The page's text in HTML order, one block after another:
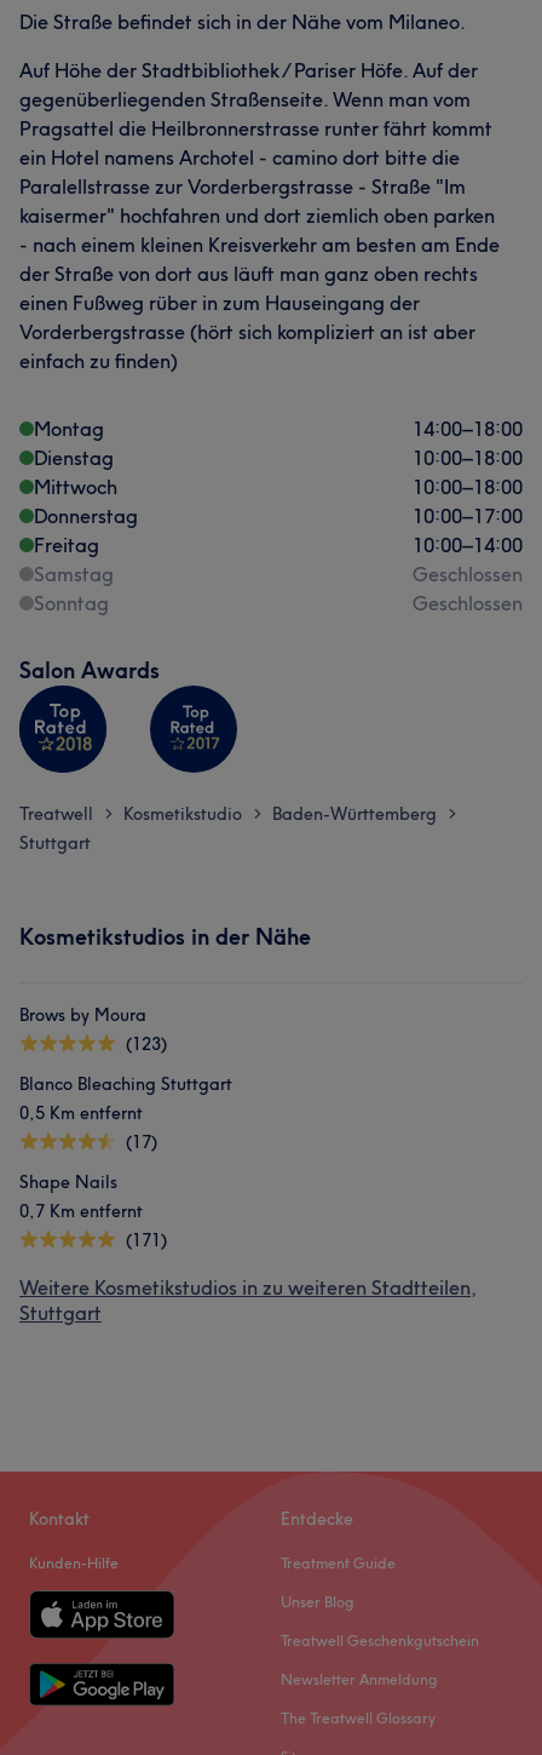
auf Ihrem individuellen Weg zu mehr Ausstrahlung,
Services
Gesicht
Portfolio
Was unsere Kunden über Sandra sagen
Professionell 29
Erfahren
Die Straße befindet sich in der Nähe vom Milaneo.
Auf Höhe der Stadtbibliothek / Pariser Höfe. Auf der
gegenüberliegenden Straßenseite. Wenn man vom
Pragsattel die Heilbronnerstrasse runter fährt kommt
ein Hotel namens Archotel - camino dort bitte die
Paralellstrasse zur Vorderbergstrasse - Straße "Im
kaisermer" hochfahren und dort ziemlich oben parken
- nach einem kleinen Kreisverkehr am besten am Ende
der Straße von dort aus läuft man ganz oben rechts
einen Fußweg rüber in zum Hauseingang der
Vorderbergstrasse (hört sich kompliziert an ist aber
einfach zu finden)
Montag 14:00–18:00
Dienstag
10:00–18:00
Mittwoch
10:00–18:00
Donnerstag
10:00–17:00
Freitag
10:00–14:00
Samstag
Geschlossen
Sonntag
Geschlossen
Salon Awards
Treatwell > Kosmetikstudio > Baden-Württemberg >
Stuttgart
Kosmetikstudios in der Nähe
Brows by Moura
(123)
Blanco Bleaching Stuttgart
0,5 Km entfernt
(17)
Shape Nails
0,7 Km entfernt
(171)
Weitere Kosmetikstudios in zu weiteren Stadtteilen,
Stuttgart
Kontakt
Kunden-Hilfe
Entdecke
Treatment Guide
Unser Blog
Treatwell Geschenkgutschein
Newsletter Anmeldung
The Treatwell Glossary